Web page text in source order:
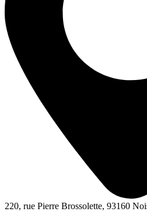
220, rue Pierre Brossolette, 93160